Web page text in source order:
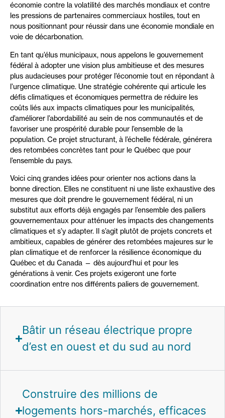
économie contre la volatilité des marchés mondiaux et contre
les pressions de partenaires commerciaux hostiles, tout en
nous positionnant pour réussir dans une économie mondiale en
voie de décarbonation.
En tant qu’élus municipaux, nous appelons le gouvernement
fédéral à adopter une vision plus ambitieuse et des mesures
plus audacieuses pour protéger l’économie tout en répondant à
l’urgence climatique. Une stratégie cohérente qui articule les
défis climatiques et économiques permettra de réduire les
coûts liés aux impacts climatiques pour les municipalités,
d’améliorer l’abordabilité au sein de nos communautés et de
favoriser une prospérité durable pour l’ensemble de la
population. Ce projet structurant, à l’échelle fédérale, générera
des retombées concrètes tant pour le Québec que pour
l’ensemble du pays.
Voici cinq grandes idées pour orienter nos actions dans la
bonne direction. Elles ne constituent ni une liste exhaustive des
mesures que doit prendre le gouvernement fédéral, ni un
substitut aux efforts déjà engagés par l’ensemble des paliers
gouvernementaux pour atténuer les impacts des changements
climatiques et s’y adapter. Il s’agit plutôt de projets concrets et
ambitieux, capables de générer des retombées majeures sur le
plan climatique et de renforcer la résilience économique du
Québec et du Canada — dès aujourd’hui et pour les
générations à venir. Ces projets exigeront une forte
coordination entre nos différents paliers de gouvernement.
Bâtir un réseau électrique propre
d’est en ouest et du sud au nord
Construire des millions de
logements hors-marchés, efficaces